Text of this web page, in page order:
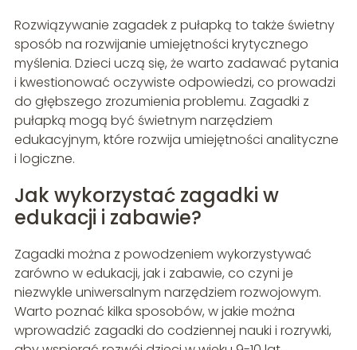
Rozwiązywanie zagadek z pułapką to także świetny
sposób na rozwijanie umiejętności krytycznego
myślenia. Dzieci uczą się, że warto zadawać pytania
i kwestionować oczywiste odpowiedzi, co prowadzi
do głębszego zrozumienia problemu. Zagadki z
pułapką mogą być świetnym narzędziem
edukacyjnym, które rozwija umiejętności analityczne
i logiczne.
Jak wykorzystać zagadki w
edukacji i zabawie?
Zagadki można z powodzeniem wykorzystywać
zarówno w edukacji, jak i zabawie, co czyni je
niezwykle uniwersalnym narzędziem rozwojowym.
Warto poznać kilka sposobów, w jakie można
wprowadzić zagadki do codziennej nauki i rozrywki,